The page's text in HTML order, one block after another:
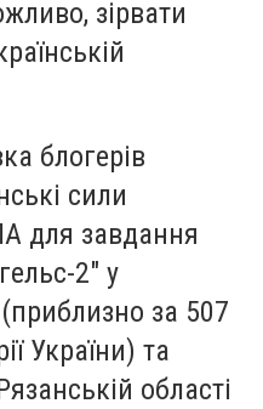
зірвати
блогерів
сили
для завдання
2" у
за 507
України) та
області